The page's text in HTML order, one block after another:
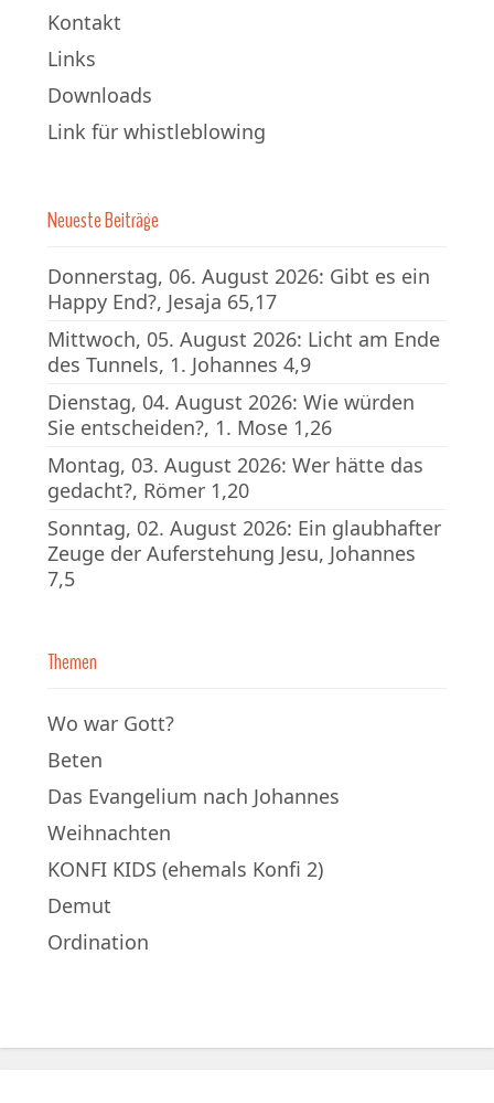
Kontakt
Links
Downloads
Link für whistleblowing
Neueste Beiträge
Donnerstag, 06. August 2026: Gibt es ein
Happy End?, Jesaja 65,17
Mittwoch, 05. August 2026: Licht am Ende
des Tunnels, 1. Johannes 4,9
Dienstag, 04. August 2026: Wie würden
Sie entscheiden?, 1. Mose 1,26
Montag, 03. August 2026: Wer hätte das
gedacht?, Römer 1,20
Sonntag, 02. August 2026: Ein glaubhafter
Zeuge der Auferstehung Jesu, Johannes
7,5
Themen
Wo war Gott?
Beten
Das Evangelium nach Johannes
Weihnachten
KONFI KIDS (ehemals Konfi 2)
Demut
Ordination